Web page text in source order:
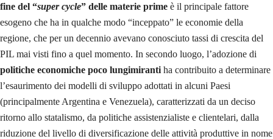
fine del “super cycle” delle materie prime è il principale fattore
esogeno che ha in qualche modo “inceppato” le economie della
regione, che per un decennio avevano conosciuto tassi di crescita del
PIL mai visti fino a quel momento. In secondo luogo, l’adozione di
politiche economiche poco lungimiranti ha contribuito a determinare
l’esaurimento dei modelli di sviluppo adottati in alcuni Paesi
(principalmente Argentina e Venezuela), caratterizzati da un deciso
ritorno allo statalismo, da politiche assistenzialiste e clientelari, dalla
riduzione del livello di diversificazione delle attività produttive in nome